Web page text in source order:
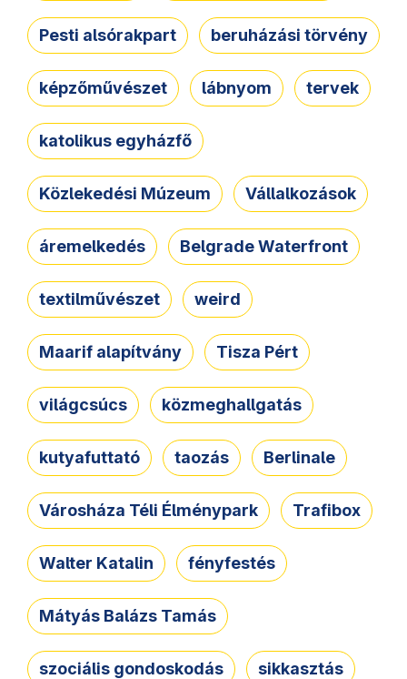
Pesti alsórakpart beruházási törvény
képzőművészet lábnyom tervek
katolikus egyházfő
Közlekedési Múzeum Vállalkozások
áremelkedés Belgrade Waterfront
textilművészet weird
Maarif alapítvány Tisza Pért
világcsúcs közmeghallgatás
kutyafuttató taozás Berlinale
Városháza Téli Élménypark Trafibox
Walter Katalin fényfestés
Mátyás Balázs Tamás
szociális gondoskodás sikkasztás